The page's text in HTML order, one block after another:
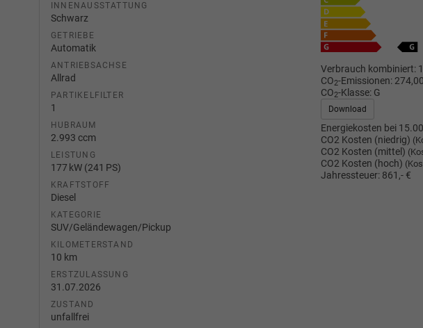
INNENAUSSTATTUNG
Schwarz
GETRIEBE
Automatik
ANTRIEBSACHSE
Allrad
PARTIKELFILTER
1
HUBRAUM
2.993 ccm
LEISTUNG
177 kW (241 PS)
KRAFTSTOFF
Diesel
KATEGORIE
SUV/Geländewagen/Pickup
KILOMETERSTAND
10 km
ERSTZULASSUNG
31.07.2026
ZUSTAND
unfallfrei
Verbrauch kombiniert:
CO2-Emissionen:
CO2-Klasse: G
Download
Energiekosten bei
CO2 Kosten (niedrig)
CO2 Kosten (mittel)
CO2 Kosten (hoch)
Jahressteuer: 861,- €